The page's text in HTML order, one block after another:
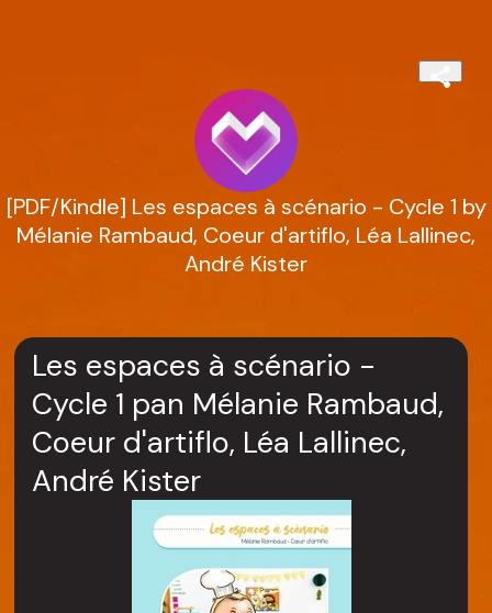
[PDF/Kindle] Les espaces à scénario - Cycle 1 by
Mélanie Rambaud, Coeur d'artiflo, Léa Lallinec,
André Kister
Les espaces à scénario -
Cycle 1 pan Mélanie Rambaud,
Coeur d'artiflo, Léa Lallinec,
André Kister